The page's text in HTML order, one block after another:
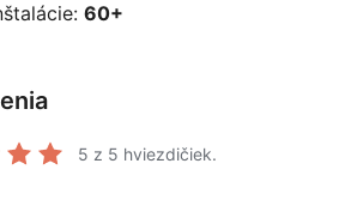
60+
5 z 5 hviezdičiek.